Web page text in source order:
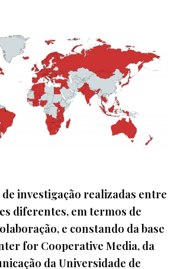
investigação realizadas entre
diferentes, em termos de
e constando da base
for Cooperative Media, da
da Universidade de